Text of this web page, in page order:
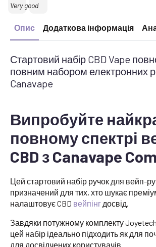
Текст:
Very good
Опис Додаткова інформація
Стартовий набір CBD Vape
повним набором електронних
Canavape
Випробуйте
повному спектрі
CBD з Canavape
Цей стартовий набір ручок для вейп-
призначений для тих, хто шукає
налаштовує CBD вейпінг досвід.
Завдяки потужному комплекту Joyetech
цей набір ідеально підходить як для
для досвідчених користувачів.